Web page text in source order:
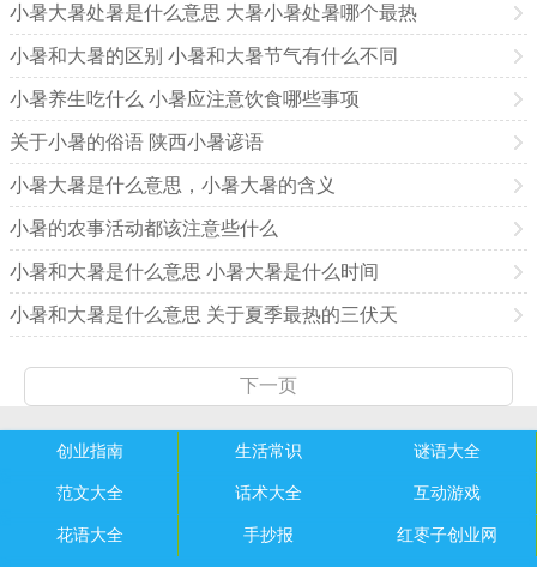
小暑大暑处暑是什么意思 大暑小暑处暑哪个最热
小暑和大暑的区别 小暑和大暑节气有什么不同
小暑养生吃什么 小暑应注意饮食哪些事项
关于小暑的俗语 陕西小暑谚语
小暑大暑是什么意思，小暑大暑的含义
小暑的农事活动都该注意些什么
小暑和大暑是什么意思 小暑大暑是什么时间
小暑和大暑是什么意思 关于夏季最热的三伏天
下一页
创业指南 生活常识 谜语大全
范文大全 话术大全 互动游戏
花语大全 手抄报 红枣子创业网